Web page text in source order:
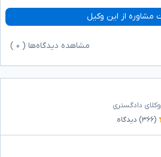
مشاوره از این وکیل
مشاهده دیدگاه‌ها ( ۰
دادگستری
(۳۶۶) دیدگاه